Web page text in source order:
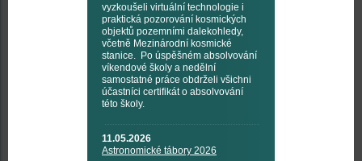
vyzkoušeli virtuální technologie i
praktická pozorování kosmických
objektů pozemními dalekohledy,
včetně Mezinárodní kosmické
stanice. Po úspěšném absolvování
víkendové školy a nedělní
samostatné práce obdrželi všichni
účastníci certifikát o absolvování
této školy.
11.05.2026
Astronomické tábory 2026